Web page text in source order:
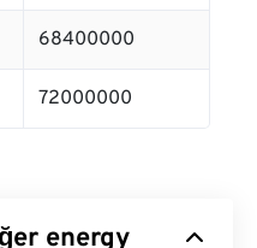
68400000
72000000
energy